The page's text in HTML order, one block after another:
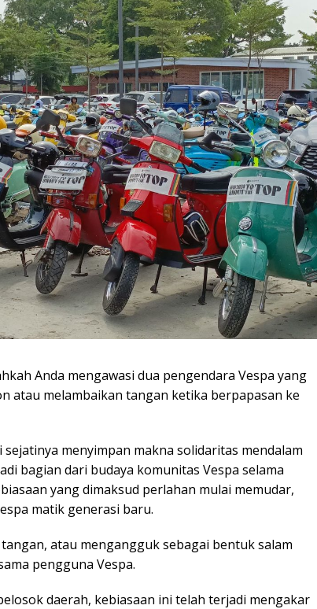
Anda mengawasi dua pengendara Vespa yang
atau melambaikan tangan ketika berpapasan ke
menyimpan makna solidaritas mendalam
bagian dari budaya komunitas Vespa selama
yang dimaksud perlahan mulai memudar,
matik generasi baru.
atau mengangguk sebagai bentuk salam
pengguna Vespa.
daerah, kebiasaan ini telah terjadi mengakar